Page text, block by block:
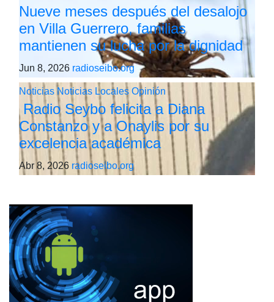
Nueve meses después del desalojo
en Villa Guerrero, familias
mantienen su lucha por la dignidad
Jun 8, 2026 radioseibo.org
Noticias Noticias Locales Opinión
Radio Seybo felicita a Diana
Constanzo y a Onaylis por su
excelencia académica
Abr 8, 2026 radioseibo.org